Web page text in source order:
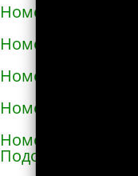
Номера
Номера
Номера
Номера
Номера
Подольском